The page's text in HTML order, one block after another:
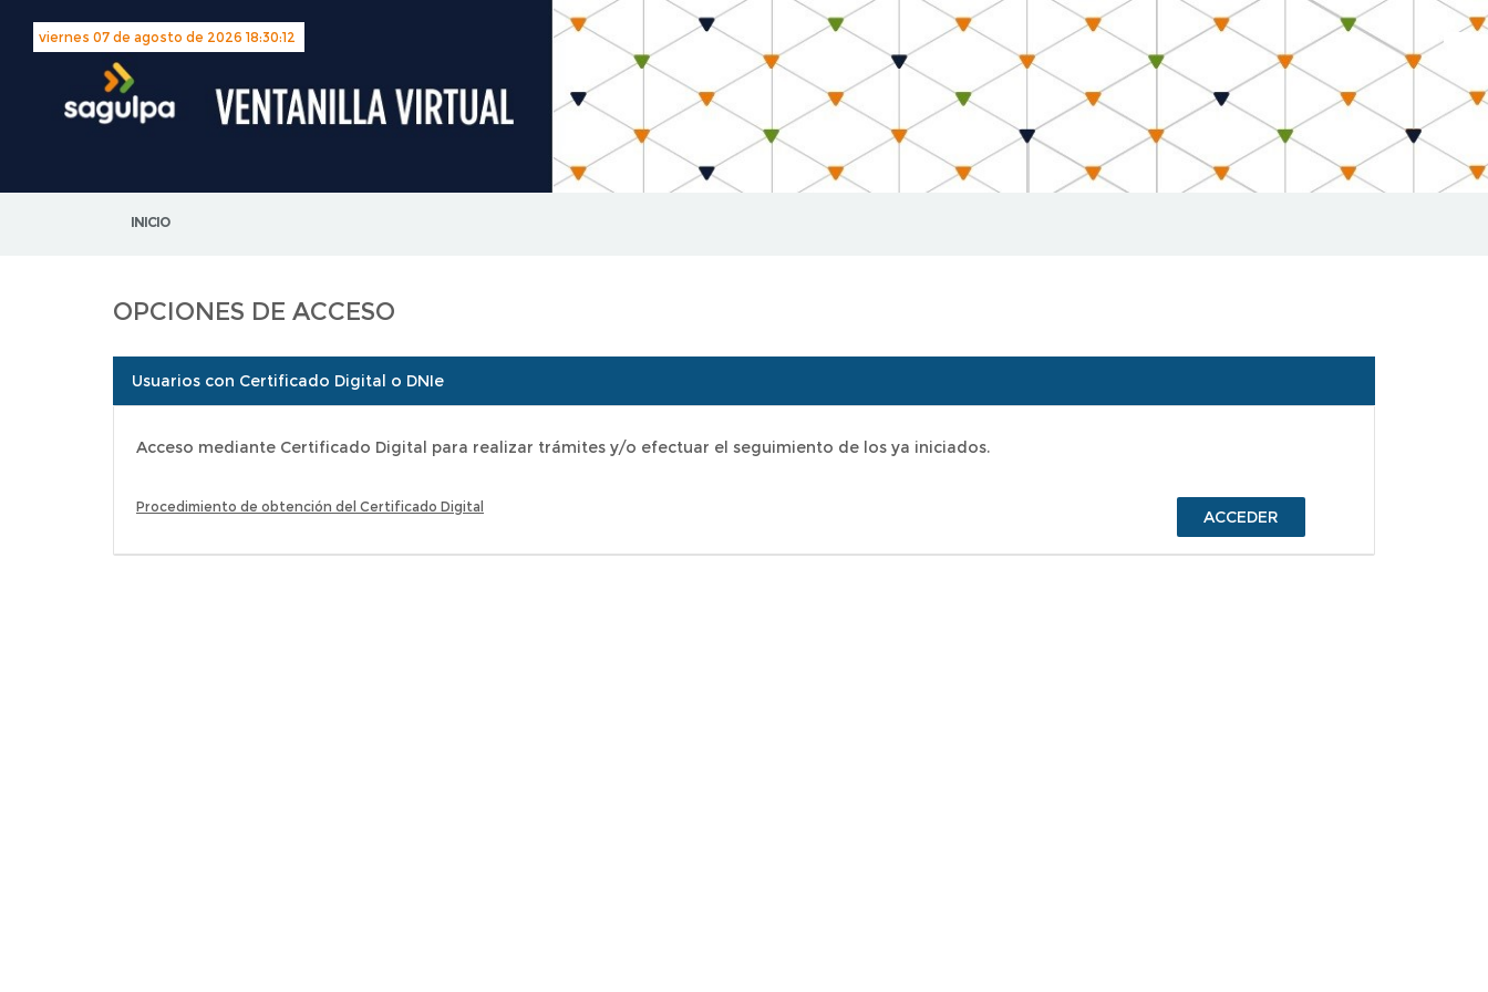
viernes 07 de agosto de 2026 18:30:12
INICIO
OPCIONES DE ACCESO
Usuarios con Certificado Digital o DNIe
Acceso mediante Certificado Digital para realizar trámites y/o efectuar el seguimiento de los ya iniciados.
Procedimiento de obtención del Certificado Digital
ACCEDER